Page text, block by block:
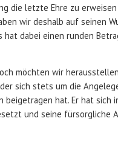
die letzte Ehre zu
wir deshalb auf seinen
hat dabei einen runden
möchten wir
sich stets um die
hat. Er hat sich
und seine fürsorgliche